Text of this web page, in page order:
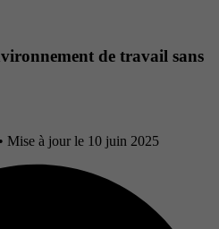
de travail sans
• Mise à jour le 10 juin 2025